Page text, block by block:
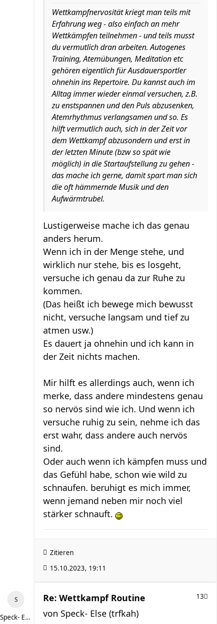
Wettkampfnervosität kriegt man teils mit
Erfahrung weg - also einfach an mehr
Wettkämpfen teilnehmen - und teils musst
du vermutlich dran arbeiten. Autogenes
Training, Atemübungen, Meditation etc
gehören eigentlich für Ausdauersportler
ohnehin ins Repertoire. Du kannst auch im
Alltag immer wieder einmal versuchen, z.B.
zu enstspannen und den Puls abzusenken,
Atemrhythmus verlangsamen und so. Es
hilft vermutlich auch, sich in der Zeit vor
dem Wettkampf abzusondern und erst in
der letzten Minute (bzw so spät wie
möglich) in die Startaufstellung zu gehen -
das mache ich gerne, damit spart man sich
die oft hämmernde Musik und den
Aufwärmtrubel.
Lustigerweise mache ich das genau
anders herum.
Wenn ich in der Menge stehe, und
wirklich nur stehe, bis es losgeht,
versuche ich genau da zur Ruhe zu
kommen.
(Das heißt ich bewege mich bewusst
nicht, versuche langsam und tief zu
atmen usw.)
Es dauert ja ohnehin und ich kann in
der Zeit nichts machen.
Mir hilft es allerdings auch, wenn ich
merke, dass andere mindestens genau
so nervös sind wie ich. Und wenn ich
versuche ruhig zu sein, nehme ich das
erst wahr, dass andere auch nervös
sind.
Oder auch wenn ich kämpfen muss und
das Gefühl habe, schon wie wild zu
schnaufen. beruhigt es mich immer,
wenn jemand neben mir noch viel
stärker schnauft.
Zitieren
15.10.2023, 19:11
Speck- Else (trfkah)
Re: Wettkampf Routine 13
von Speck- Else (trfkah)